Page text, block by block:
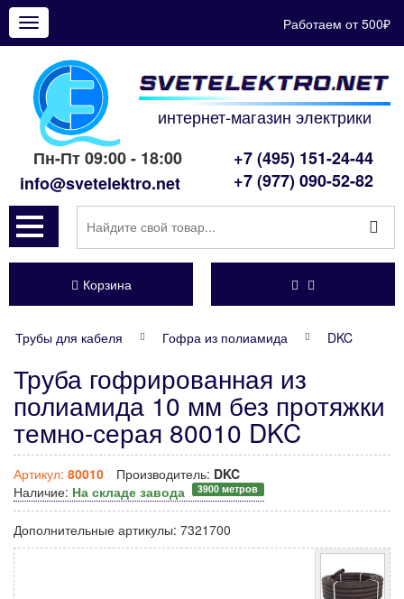
Показать
меню
Работаем от 500₽
интернет-магазин электрики
Пн-Пт 09:00 - 18:00
info@svetelektro.net
+7 (495) 151-24-44
+7 (977) 090-52-82
Корзина
Трубы для кабеля Гофра из полиамида DKC
Труба гофрированная из
полиамида 10 мм без протяжки
темно-серая 80010 DKC
Артикул: 80010 Производитель: DKC
Наличие: На складе завода 3900 метров
Дополнительные артикулы: 7321700